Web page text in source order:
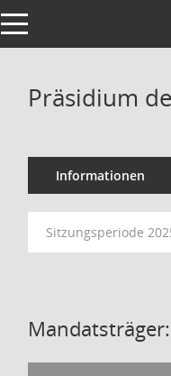
Toggle navigation
Präsidium
Informationen
Sitzungsperiode
Mandatsträger: